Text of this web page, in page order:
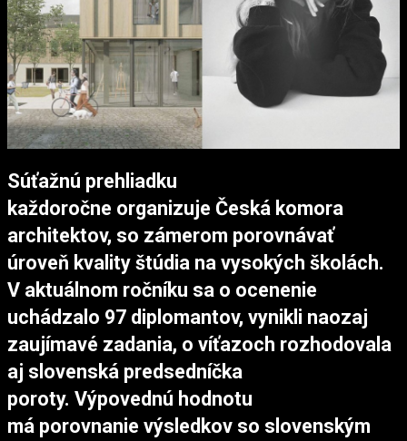
Súťažnú prehliadku
každoročne organizuje Česká komora
architektov, so zámerom porovnávať
úroveň kvality štúdia na vysokých školách.
V aktuálnom ročníku sa o ocenenie
uchádzalo 97 diplomantov, vynikli naozaj
zaujímavé zadania, o víťazoch rozhodovala
aj slovenská predsedníčka
poroty. Výpovednú hodnotu
má porovnanie výsledkov so slovenským